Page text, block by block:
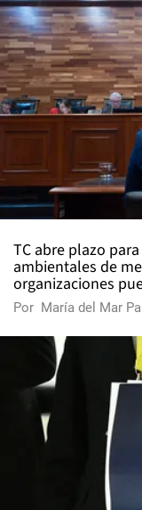
TC abre plazo
ambientales de
organizaciones
Por María del Mar